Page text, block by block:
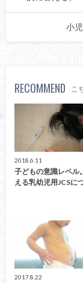
小
RECOMMEND こ
2018.6.11
子どもの意識レベル
える乳幼児用JCSに
2017.8.22